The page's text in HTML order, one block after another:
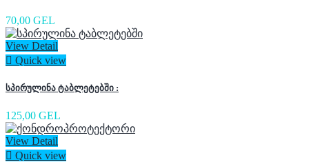
70,00 GEL
View Detail
 Quick view
სპირულინა ტაბლეტებში :
125,00 GEL
View Detail
 Quick view